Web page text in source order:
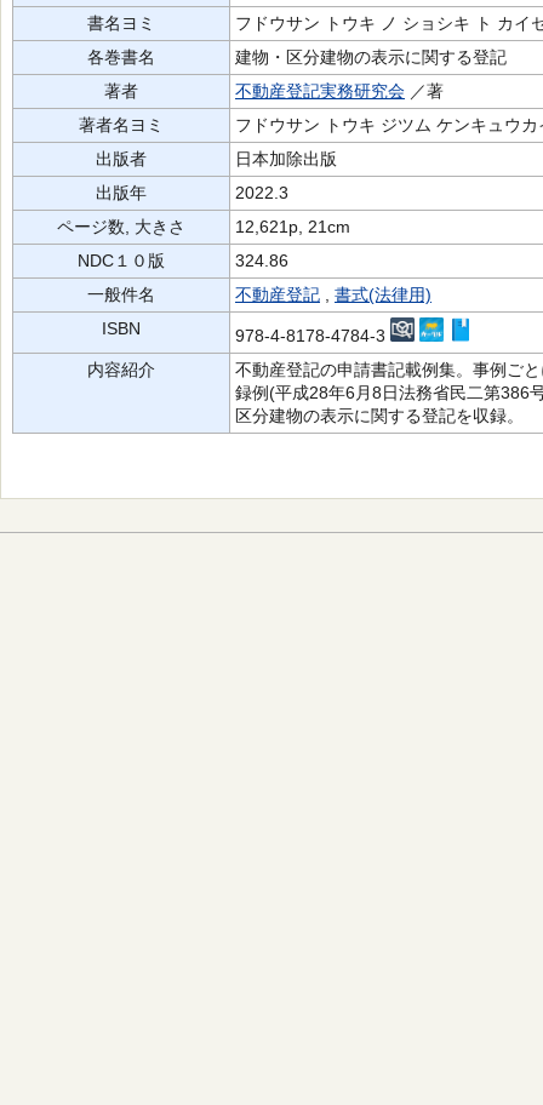
書名ヨミ
フドウサン トウキ ノ ショシキ ト カイ
各巻書名
建物・区分建物の表示に関する登記
著者
不動産登記実務研究会 ／著
著者名ヨミ
フドウサン トウキ ジツム ケンキュウカ
出版者
日本加除出版
出版年
2022.3
ページ数, 大きさ
12,621p, 21cm
NDC１０版
324.86
一般件名
不動産登記
書式(法律用)
ISBN
978-4-8178-4784-3
内容紹介
不動産登記の申請書記載例集。事例ご
録例(平成28年6月8日法務省民二第386
区分建物の表示に関する登記を収録。